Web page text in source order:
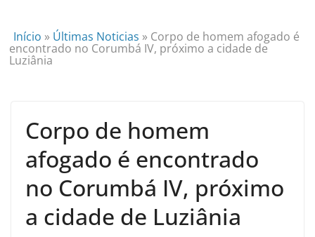
Início » Últimas Noticias » Corpo de homem afogado é
encontrado no Corumbá IV, próximo a cidade de
Luziânia
Corpo de homem
afogado é encontrado
no Corumbá IV, próximo
a cidade de Luziânia